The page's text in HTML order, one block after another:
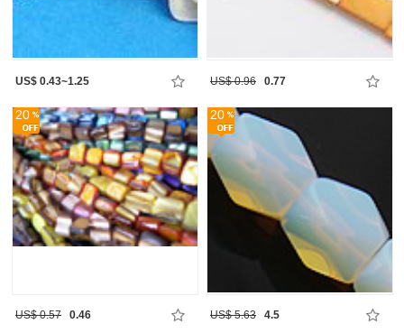
US$ 0.43~1.25 US$ 0.96 0.77
20
US$ 0.57 0.46
20
US$ 5.63 4.5